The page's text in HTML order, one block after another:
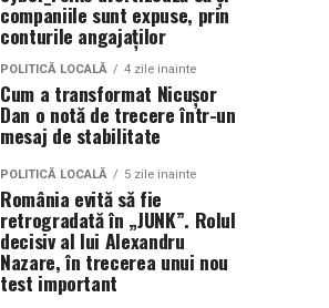
companiile sunt expuse, prin
conturile angajaților
POLITICĂ LOCALĂ 4 zile inainte
Cum a transformat Nicușor
Dan o notă de trecere într-un
mesaj de stabilitate
POLITICĂ LOCALĂ 5 zile inainte
România evită să fie
retrogradată în „JUNK”. Rolul
decisiv al lui Alexandru
Nazare, în trecerea unui nou
test important